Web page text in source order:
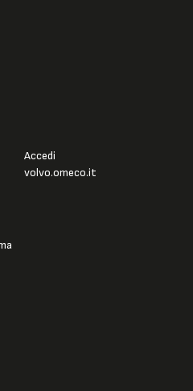
Accedi
volvo.omeco.it